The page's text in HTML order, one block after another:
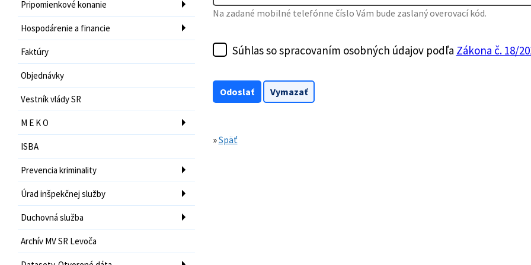
Pripomienkové konanie
Hospodárenie a financie
Faktúry
Objednávky
Vestník vlády SR
M E K O
ISBA
Prevencia kriminality
Úrad inšpekčnej služby
Duchovná služba
Archív MV SR Levoča
Na zadané mobilné telefónne číslo Vám bude zaslaný overovací kód.
Súhlas so spracovaním osobných údajov podľa Zákona č. 18/
»Späť